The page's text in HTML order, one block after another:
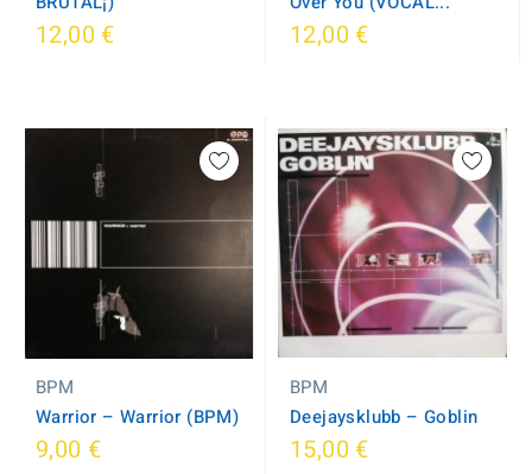
12,00 € 12,00 €
BPM
Warrior ‎– Warrior (BPM)
9,00 €
BPM
Deejaysklubb ‎– Goblin
15,00 €